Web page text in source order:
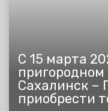
С 15 марта
Сахалинск –
приобрести